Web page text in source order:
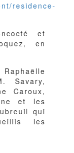
residence-
et
en
Savary,
Caroux,
et les
qui
les